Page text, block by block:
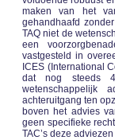
maken van het
gehandhaafd
TAQ niet de
een
vastgesteld in
ICES (International
dat nog steeds
achteruitgang ten
boven het advies
geen specifieke
TAC’s deze